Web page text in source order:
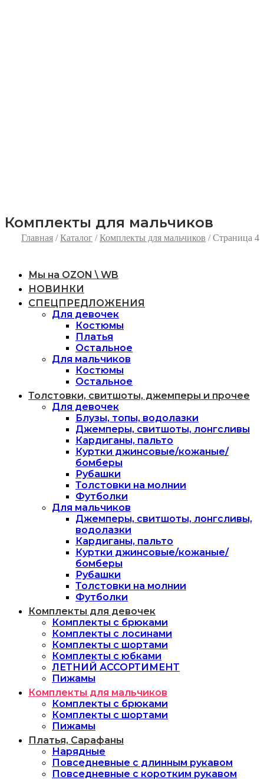
Комплекты для мальчиков
Главная /Каталог /Комплекты для мальчиков / Страница 4
Мы на OZON \ WB
НОВИНКИ
СПЕЦПРЕДЛОЖЕНИЯ
Для девочек
Костюмы
Платья
Остальное
Для мальчиков
Костюмы
Остальное
Толстовки, свитшоты, джемперы и прочее
Для девочек
Блузы, топы, водолазки
Джемперы, свитшоты, лонгсливы
Кардиганы, пальто
Куртки джинсовые/кожаные/
бомберы
Рубашки
Толстовки на молнии
Футболки
Для мальчиков
Джемперы, свитшоты, лонгсливы,
водолазки
Кардиганы, пальто
Куртки джинсовые/кожаные/
бомберы
Рубашки
Толстовки на молнии
Футболки
Комплекты для девочек
Комплекты с брюками
Комплекты с лосинами
Комплекты с шортами
Комплекты с юбками
ЛЕТНИЙ АССОРТИМЕНТ
Пижамы
Комплекты для мальчиков
Комплекты с брюками
Комплекты с шортами
Пижамы
Платья, Сарафаны
Нарядные
Повседневные с длинным рукавом
Повседневные с коротким рукавом